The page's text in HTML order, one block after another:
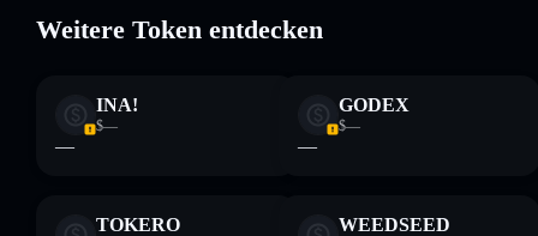
DOGEN
Finanzberatung dar. Recherchiere stets eigenständig. Daten
Weitere Token entdecken
INA!
$—
—
GODEX
$—
—
TOKERO WEEDSEED